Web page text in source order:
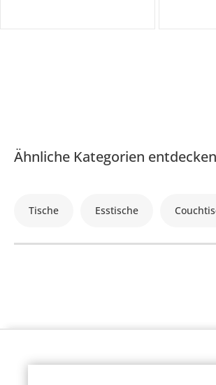
Ähnliche Kategorien entdecken
Tische Esstische